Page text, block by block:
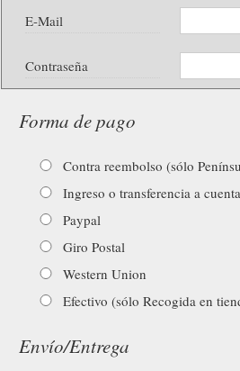
E-Mail
Contraseña
Forma de pago
Contra reembolso (sólo
Ingreso o transferencia a
Paypal
Giro Postal
Western Union
Efectivo (sólo Recogida en
Envío/Entrega